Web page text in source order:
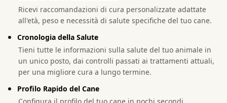
Ricevi raccomandazioni di cura personalizzate adattate
all'età, peso e necessità di salute specifiche del tuo cane.
Cronologia della Salute
Tieni tutte le informazioni sulla salute del tuo animale in
un unico posto, dai controlli passati ai trattamenti attuali,
per una migliore cura a lungo termine.
Profilo Rapido del Cane